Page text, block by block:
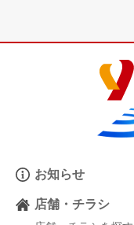
お知らせ
店舗・チラシ